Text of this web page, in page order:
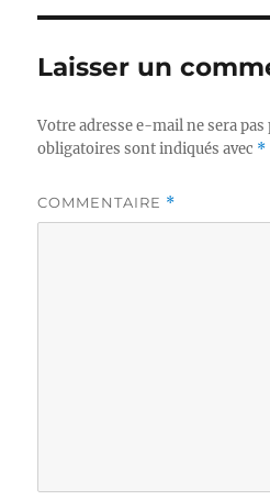
Laisser un
Votre adresse e-mail ne sera pas
obligatoires sont indiqués avec *
COMMENTAIRE *